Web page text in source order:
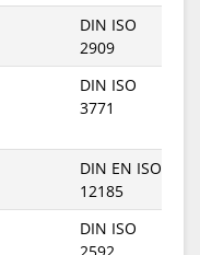
DIN ISO
2909
DIN ISO
3771
DIN EN ISO
12185
DIN ISO